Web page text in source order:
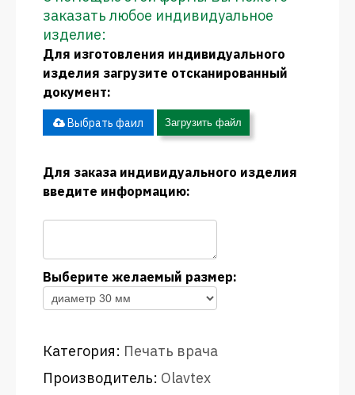
заказать любое индивидуальное
изделие:
Для изготовления индивидуального
изделия загрузите отсканированный
документ:
Выбрать фаил Загрузить файл
Для заказа индивидуального изделия
введите информацию:
Выберите желаемый размер:
Категория: Печать врача
Производитель: Olavtex